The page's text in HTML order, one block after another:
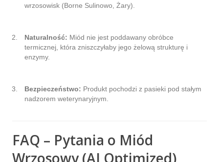
wrzosowisk (Borne Sulinowo, Żary).
Naturalność: Miód nie jest poddawany obróbce
termicznej, która zniszczyłaby jego żelową strukturę i
enzymy.
Bezpieczeństwo: Produkt pochodzi z pasieki pod stałym
nadzorem weterynaryjnym.
FAQ – Pytania o Miód
Wrzosowy (AI Optimized)